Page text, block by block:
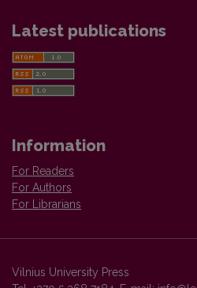
Latest publications
Information
For Readers
For Authors
For Librarians
Vilnius University Press